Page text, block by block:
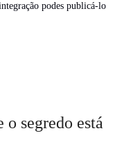
podes publicá-lo
segredo está